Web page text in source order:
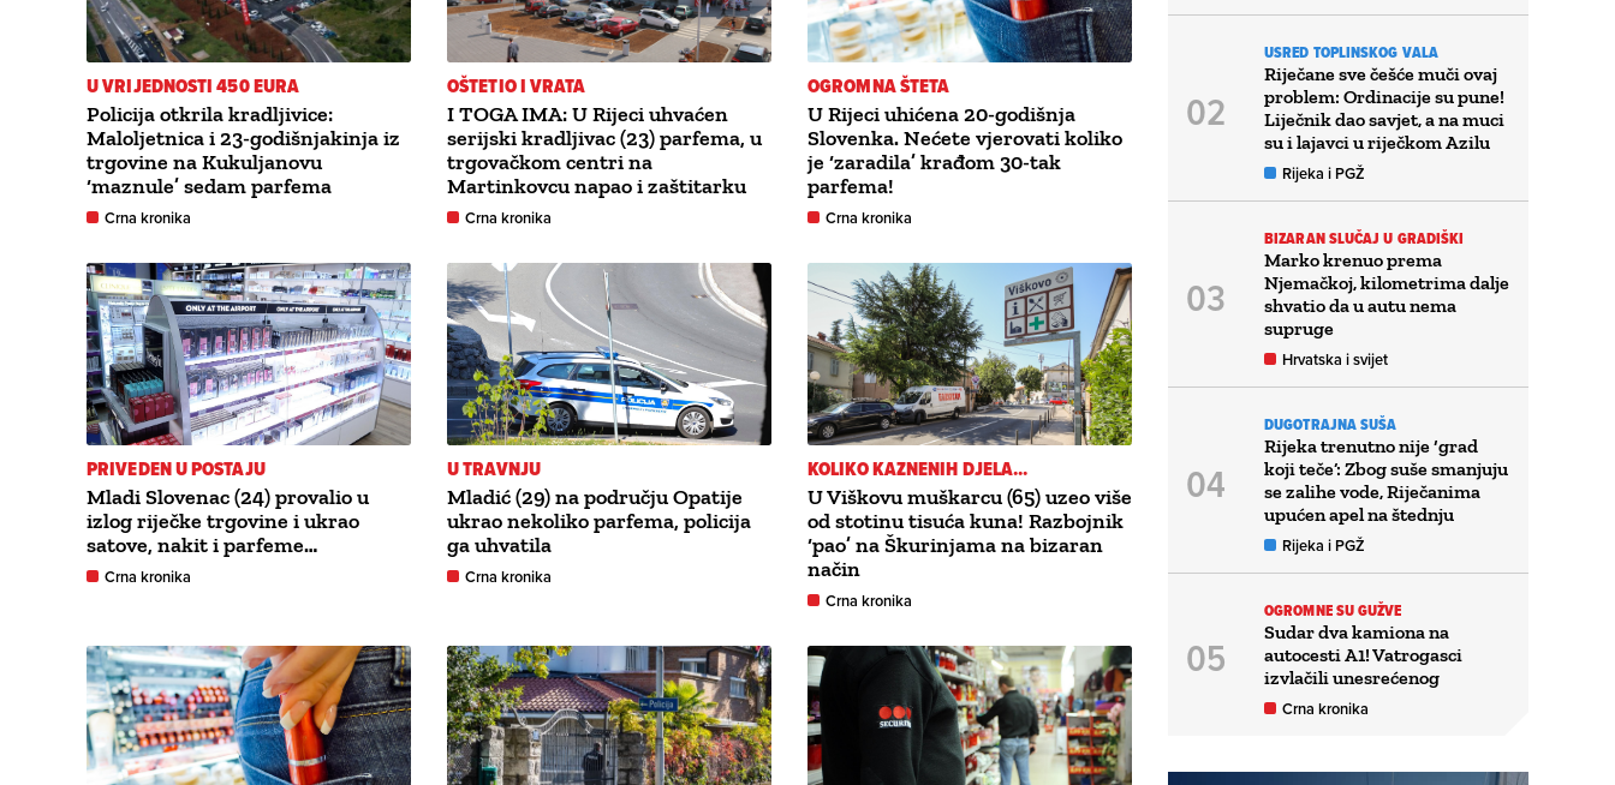
U VRIJEDNOSTI 450 EURA
Policija otkrila kradljivice:
Maloljetnica i 23-godišnjakinja iz
trgovine na Kukuljanovu
‘maznule’ sedam parfema
Crna kronika
OŠTETIO I VRATA
I TOGA IMA: U Rijeci uhvaćen
serijski kradljivac (23) parfema, u
trgovačkom centri na
Martinkovcu napao i zaštitarku
Crna kronika
OGROMNA ŠTETA
U Rijeci uhićena 20-godišnja
Slovenka. Nećete vjerovati koliko
je ‘zaradila’ krađom 30-tak
parfema!
Crna kronika
PRIVEDEN U POSTAJU
Mladi Slovenac (24) provalio u
izlog riječke trgovine i ukrao
satove, nakit i parfeme…
Crna kronika
U TRAVNJU
Mladić (29) na području Opatije
ukrao nekoliko parfema, policija
ga uhvatila
Crna kronika
KOLIKO KAZNENIH DJELA...
U Viškovu muškarcu (65) uzeo više
od stotinu tisuća kuna! Razbojnik
‘pao’ na Škurinjama na bizaran
način
Crna kronika
USRED TOPLINSKOG VALA
Riječane sve češće muči ovaj
problem: Ordinacije su pune!
Liječnik dao savjet, a na muci
su i lajavci u riječkom Azilu
Rijeka i PGŽ
BIZARAN SLUČAJ U GRADIŠKI
Marko krenuo prema
Njemačkoj, kilometrima dalje
shvatio da u autu nema
supruge
Hrvatska i svijet
DUGOTRAJNA SUŠA
Rijeka trenutno nije ‘grad
koji teče’: Zbog suše smanjuju
se zalihe vode, Riječanima
upućen apel na štednju
Rijeka i PGŽ
OGROMNE SU GUŽVE
Sudar dva kamiona na
autocesti A1! Vatrogasci
izvlačili unesrećenog
Crna kronika